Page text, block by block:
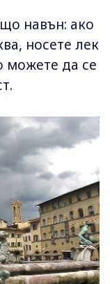
навън: ако
носете лек
можете да се